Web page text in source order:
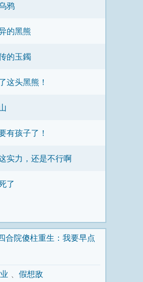
鸦
的黑熊
的玉鐲
这头黑熊！
有孩子了！
实力，还是不行啊
了
四合院傻柱重生：我要早点
假想敌